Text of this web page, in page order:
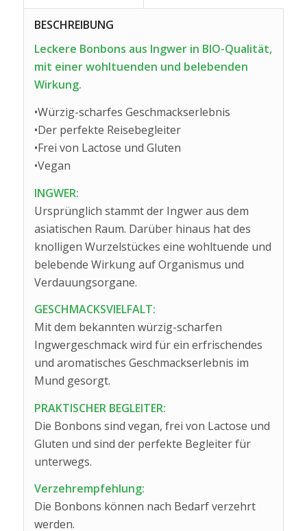
BESCHREIBUNG
Leckere Bonbons aus Ingwer in BIO-Qualität,
mit einer wohltuenden und belebenden
Wirkung.
•Würzig-scharfes Geschmackserlebnis
•Der perfekte Reisebegleiter
•Frei von Lactose und Gluten
•Vegan
INGWER:
Ursprünglich stammt der Ingwer aus dem
asiatischen Raum. Darüber hinaus hat des
knolligen Wurzelstückes eine wohltuende und
belebende Wirkung auf Organismus und
Verdauungsorgane.
GESCHMACKSVIELFALT:
Mit dem bekannten würzig-scharfen
Ingwergeschmack wird für ein erfrischendes
und aromatisches Geschmackserlebnis im
Mund gesorgt.
PRAKTISCHER BEGLEITER:
Die Bonbons sind vegan, frei von Lactose und
Gluten und sind der perfekte Begleiter für
unterwegs.
Verzehrempfehlung:
Die Bonbons können nach Bedarf verzehrt
werden.